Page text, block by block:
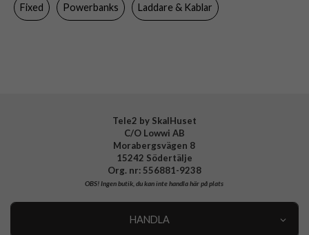
Tillverkarens art nr FIXZEN-30-BK
Fixed Powerbanks Laddare & Kablar
Tele2 by SkalHuset
C/O Lowwi AB
Morabergsvägen 8
15242 Södertälje
Org. nr: 556881-9238
OBS!Ingen butik, du kan inte handla här på plats
HANDLA